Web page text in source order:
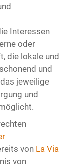
Interessen
oder
die lokale und
und
jeweilige
und
von La Via
von